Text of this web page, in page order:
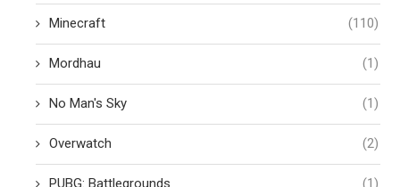
Minecraft (110)
Mordhau (1)
No Man's Sky (1)
Overwatch (2)
PUBG: Battlegrounds (1)